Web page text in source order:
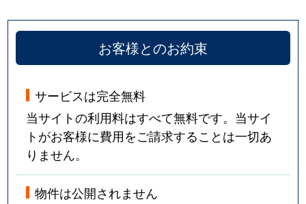
お客様とのお約束
サービスは完全無料
当サイトの利用料はすべて無料です。当サイ
トがお客様に費用をご請求することは一切あ
りません。
物件は公開されません